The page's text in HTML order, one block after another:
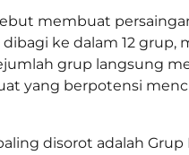
membuat
ke dalam 12 grup,
grup langsung
yang berpotensi
disorot adalah